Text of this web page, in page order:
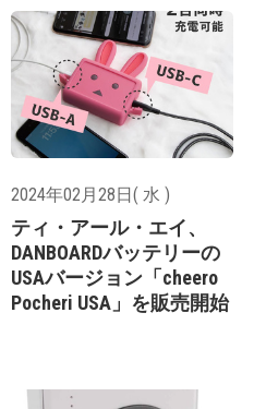
2024年02月28日( 水 )
ティ・アール・エイ、
DANBOARDバッテリーの
USAバージョン「cheero
Pocheri USA」を販売開始